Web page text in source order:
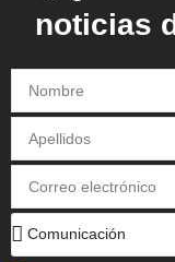
noticias